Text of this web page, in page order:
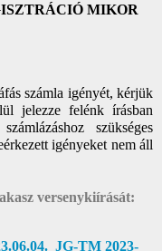
MIKOR
számla igényét, kérjük
jelezze felénk írásban
szükséges
igényeket nem áll
versenykiírását:
TM 2023-